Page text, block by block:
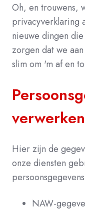
Oh, en trouwens,
privacyverklaring
nieuwe dingen
zorgen dat we
slim om 'm af en
verwerken
Hier zijn de
onze diensten
NAW-